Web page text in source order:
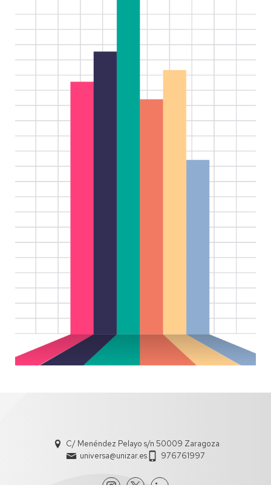
C/ Menéndez Pelayo s/n 50009 Zaragoza
universa@unizar.es
976761997